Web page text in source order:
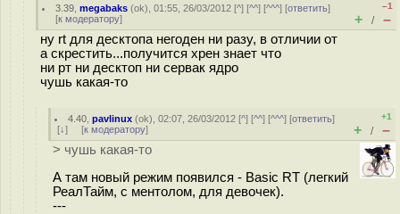
3.39 ,megabaks (ok), 01:55, 26/03/2012 [^] [^^] [^^^] [ответить]
[к модератору]
–1
+ / –
ну rt для десктопа негоден ни разу, в отличии от
а скрестить...получится хрен знает что
ни рт ни десктоп ни сервак ядро
чушь какая-то
4.40 ,pavlinux (ok), 02:07, 26/03/2012 [^] [^^] [^^^] [ответить]
[↓] [к модератору]
+1
+ / –
> чушь какая-то
А там новый режим появился - Basic RT (легкий
РеалТайм, c ментолом, для девочек).
---